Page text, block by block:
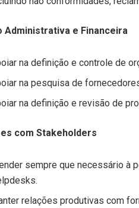
Administrativa e Financeira
na definição e controle de
na pesquisa de
na definição e revisão de
com Stakeholders
sempre que necessário à
relações produtivas com